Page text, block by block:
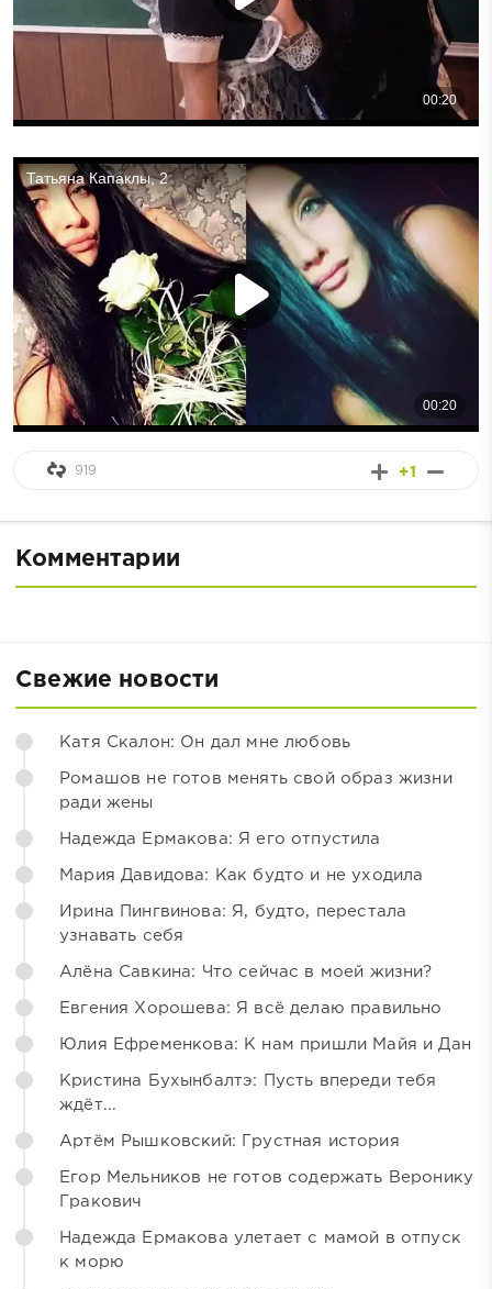
+1
919
Комментарии
Свежие новости
Катя Скалон: Он дал мне любовь
Ромашов не готов менять свой образ жизни
ради жены
Надежда Ермакова: Я его отпустила
Мария Давидова: Как будто и не уходила
Ирина Пингвинова: Я, будто, перестала
узнавать себя
Алёна Савкина: Что сейчас в моей жизни?
Евгения Хорошева: Я всё делаю правильно
Юлия Ефременкова: К нам пришли Майя и Дан
Кристина Бухынбалтэ: Пусть впереди тебя
ждёт...
Артём Рышковский: Грустная история
Егор Мельников не готов содержать Веронику
Гракович
Надежда Ермакова улетает с мамой в отпуск
к морю